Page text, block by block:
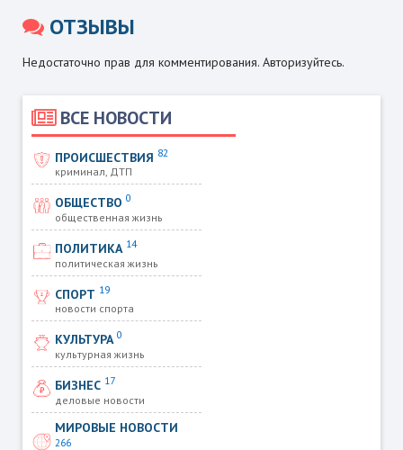
ВСЕ НОВОСТИ
ПРОИСШЕСТВИЯ 82
криминал, ДТП
ОБЩЕСТВО0
общественная жизнь
ПОЛИТИКА 14
политическая жизнь
СПОРТ 19
новости спорта
КУЛЬТУРА0
культурная жизнь
БИЗНЕС 17
деловые новости
МИРОВЫЕ НОВОСТИ
266
ОТЗЫВЫ
Недостаточно прав для комментирования. Авторизуйтесь.